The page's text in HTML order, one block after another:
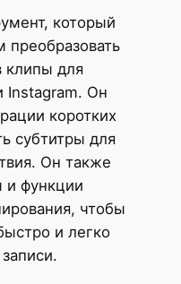
который
преобразовать
клипы для
Instagram. Он
коротких
субтитры для
Он также
и функции
чтобы
и легко